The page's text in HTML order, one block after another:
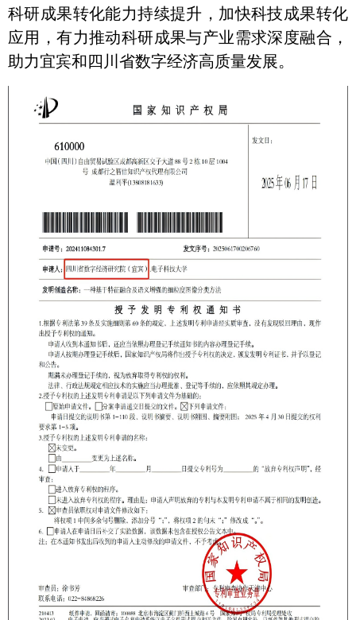
科研成果转化能力持续提升，加快科技成果转化
应用，有力推动科研成果与产业需求深度融合，
助力宜宾和四川省数字经济高质量发展。